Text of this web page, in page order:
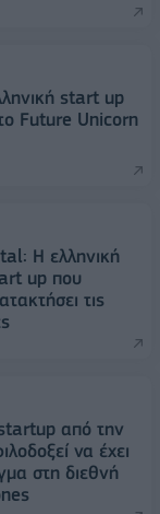
start up
Future Unicorn
Η ελληνική
up που
τις
από την
να έχει
στη διεθνή